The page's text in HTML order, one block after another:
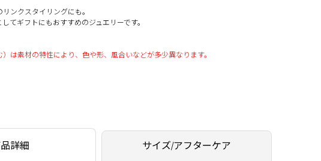
ンクスタイリングにも。
てギフトにもおすすめのジュエリーです。
は素材の特性により、色や形、風合いなどが多少異なります。
詳細 サイズ/アフターケア